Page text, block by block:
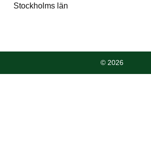
Stockholms län
© 2026